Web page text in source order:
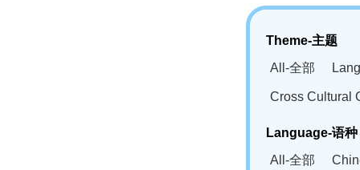
Theme-主题
All-全部
Cross Cultural
Language-语种
All-全部